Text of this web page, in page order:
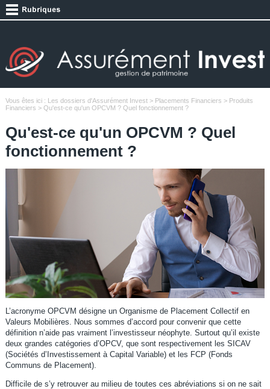
Vous êtes ici : Les dossiers d'Assurément Invest> Placements Financiers > Produits
Financiers > Qu'est-ce qu'un OPCVM ? Quel fonctionnement ?
Qu'est-ce qu'un OPCVM ? Quel
fonctionnement ?
L’acronyme OPCVM désigne un Organisme de Placement Collectif en
Valeurs Mobilières. Nous sommes d’accord pour convenir que cette
définition n’aide pas vraiment l’investisseur néophyte. Surtout qu’il existe
deux grandes catégories d’OPCV, que sont respectivement les SICAV
(Sociétés d’Investissement à Capital Variable) et les FCP (Fonds
Communs de Placement).
Difficile de s’y retrouver au milieu de toutes ces abréviations si on ne sait